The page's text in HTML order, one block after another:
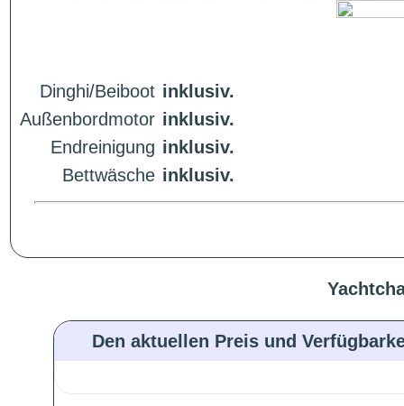
Dinghi/Beiboot inklusiv.
Außenbordmotor inklusiv.
Endreinigung inklusiv.
Bettwäsche inklusiv.
Den aktuellen Preis und